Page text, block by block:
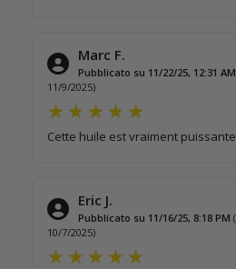
Marc F.
Pubblicato su 11/22/25, 12:31 AM
11/9/2025)
Cette huile est vraiment
Eric J.
Pubblicato su 11/16/25, 8:18 PM
10/7/2025)